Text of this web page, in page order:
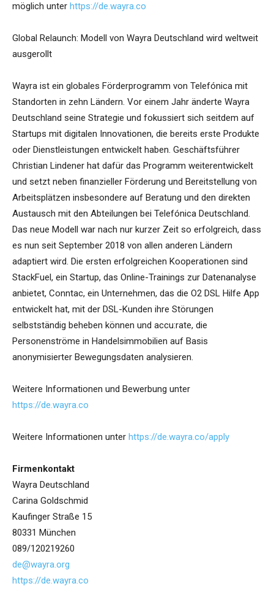
möglich unter https://de.wayra.co
Global Relaunch: Modell von Wayra Deutschland wird weltweit
ausgerollt
Wayra ist ein globales Förderprogramm von Telefónica mit
Standorten in zehn Ländern. Vor einem Jahr änderte Wayra
Deutschland seine Strategie und fokussiert sich seitdem auf
Startups mit digitalen Innovationen, die bereits erste Produkte
oder Dienstleistungen entwickelt haben. Geschäftsführer
Christian Lindener hat dafür das Programm weiterentwickelt
und setzt neben finanzieller Förderung und Bereitstellung von
Arbeitsplätzen insbesondere auf Beratung und den direkten
Austausch mit den Abteilungen bei Telefónica Deutschland.
Das neue Modell war nach nur kurzer Zeit so erfolgreich, dass
es nun seit September 2018 von allen anderen Ländern
adaptiert wird. Die ersten erfolgreichen Kooperationen sind
StackFuel, ein Startup, das Online-Trainings zur Datenanalyse
anbietet, Conntac, ein Unternehmen, das die O2 DSL Hilfe App
entwickelt hat, mit der DSL-Kunden ihre Störungen
selbstständig beheben können und accu:rate, die
Personenströme in Handelsimmobilien auf Basis
anonymisierter Bewegungsdaten analysieren.
Weitere Informationen und Bewerbung unter
https://de.wayra.co
Weitere Informationen unter https://de.wayra.co/apply
Firmenkontakt
Wayra Deutschland
Carina Goldschmid
Kaufinger Straße 15
80331 München
089/120219260
de@wayra.org
https://de.wayra.co